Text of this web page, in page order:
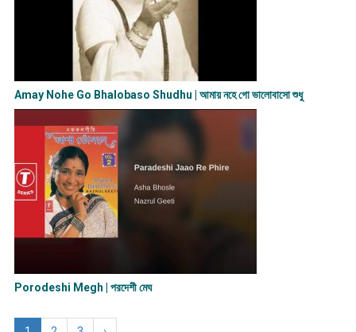
Amay Nohe Go Bhalobaso Shudhu | আমায় নহে গো ভালোবাসো শুধু
Porodeshi Megh | পরদেশী মেঘ